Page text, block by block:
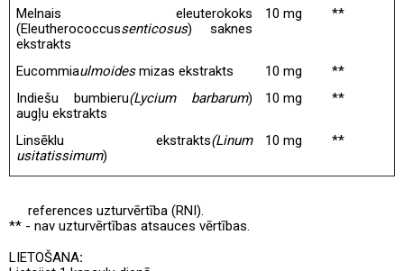
Melnais eleuterokoks
(Eleutherococcussenticosus) saknes
ekstrakts
10 mg **
Eucommiaulmoidesmizas ekstrakts 10 mg
**
Indiešu bumbieru(Lycium barbarum)
augļu ekstrakts
10 mg **
Linsēklu ekstrakts(Linum
usitatissimum)
10 mg **
references uzturvērtība (RNI).
** - nav uzturvērtības atsauces vērtības.
LIETOŠANA: